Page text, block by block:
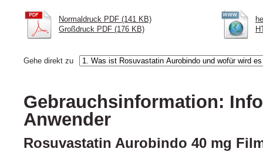
Normaldruck PDF (141 KB)
Großdruck PDF (176 KB)
Gehe direkt zu
Gebrauchsinformation:
Anwender
Rosuvastatin Aurobindo 40 mg